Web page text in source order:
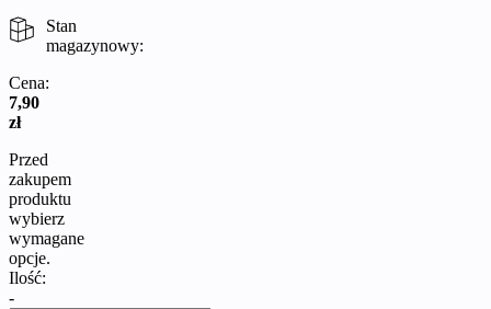
Stan
magazynowy:
Cena:
7,90
zł
Przed
zakupem
produktu
wybierz
wymagane
opcje.
Ilość:
-